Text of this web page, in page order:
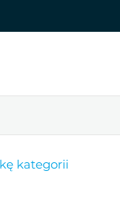
kategorii